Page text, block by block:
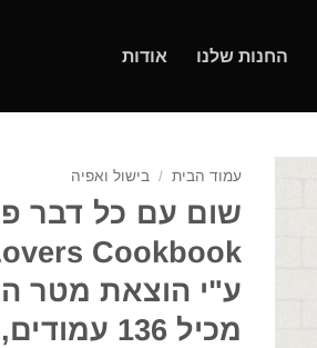
החנות שלנו אודות
עמוד הבית / בישול ואפיה
שום עם כל דבר
מכיל 136 עמודים, תירגום: חנה פוטשניק